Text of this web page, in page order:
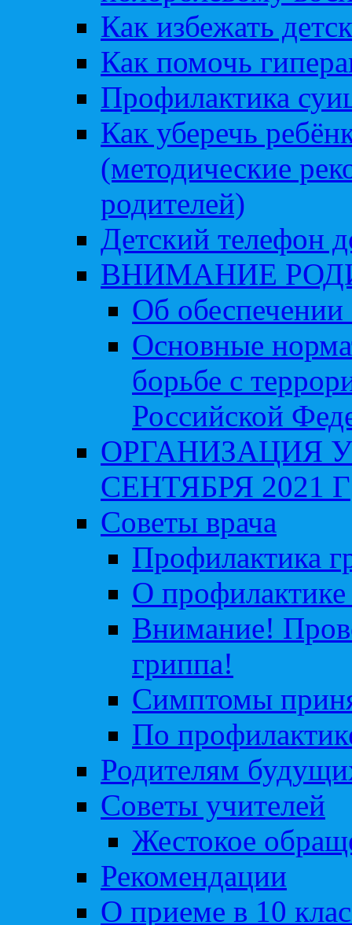
Как избежать
Как помочь
Профилактика
Как уберечь
(методические
родителей)
Детский телефон
ВНИМАНИЕ
Об обеспечении
Основные
борьбе с
Российской
ОРГАНИЗАЦИЯ
СЕНТЯБРЯ 2021 Г
Советы врача
Профилактика
О профилактике
Внимание!
гриппа!
Симптомы
По
Родителям
Советы учителей
Жестокое
Рекомендации
О приеме в 10